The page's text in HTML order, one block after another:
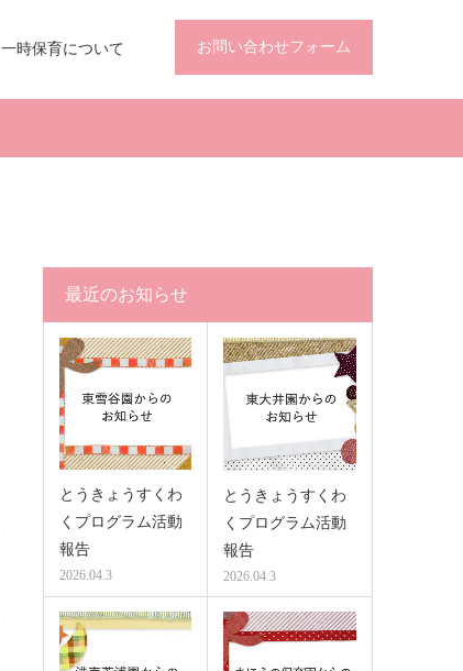
お問い合わせフォーム
一時保育について
最近のお知らせ
とうきょうすくわ
くプログラム活動
報告
2026.04.3
とうきょうすくわ
くプログラム活動
報告
2026.04.3